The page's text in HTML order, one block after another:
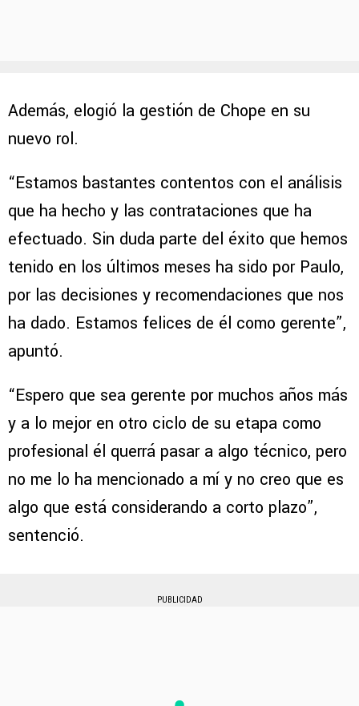
Además, elogió la gestión de Chope en su
nuevo rol.
“Estamos bastantes contentos con el análisis
que ha hecho y las contrataciones que ha
efectuado. Sin duda parte del éxito que hemos
tenido en los últimos meses ha sido por Paulo,
por las decisiones y recomendaciones que nos
ha dado. Estamos felices de él como gerente”,
apuntó.
“Espero que sea gerente por muchos años más
y a lo mejor en otro ciclo de su etapa como
profesional él querrá pasar a algo técnico, pero
no me lo ha mencionado a mí y no creo que es
algo que está considerando a corto plazo”,
sentenció.
PUBLICIDAD